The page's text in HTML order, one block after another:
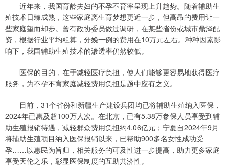
近年来，我国育龄夫妇的不孕不育率呈现上升趋势。随着辅助生
殖技术日臻成熟，这些家庭离生育梦想更近一步，但高昂的费用让一
些家庭望而却步。曾有政协委员做过调研，在某些省份或城市鼎泽配
资，根据行业平均粗算，分娩一例的费用在10万元左右。种种因素影
响下，我国辅助生殖技术的渗透率仍然较低。
医保的目的，在于减轻医疗负担，使人们能够更容易地获得医疗
服务，为不孕不育家庭减轻费用负担是题中应有之义。
目前，31个省份和新疆生产建设兵团均已将辅助生殖纳入医保，
2024年已惠及超100万人次。在北京，已有5.38万参保人员享受到辅
助生殖报销待遇，减轻群众费用负担约4.06亿元；宁夏自2024年9月
将辅助生殖项目纳入医保报销以来，已帮助900多名女性成功受
孕……以惠民为旨归，相关服务的可及性进一步提高，助力更多家庭
享受天伦之乐，彰显医保制度的互助共济性。